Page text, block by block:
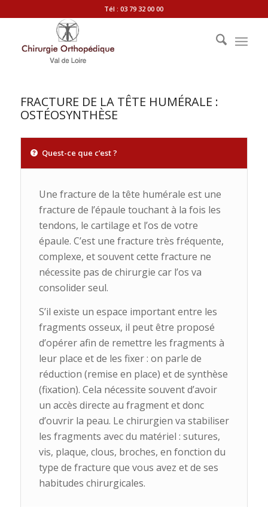
Tél : 03 79 32 00 00
FRACTURE DE LA TÊTE HUMÉRALE :
OSTÉOSYNTHÈSE
Quest-ce que c’est ?
Une fracture de la tête humérale est une
fracture de l’épaule touchant à la fois les
tendons, le cartilage et l’os de votre
épaule. C’est une fracture très fréquente,
complexe, et souvent cette fracture ne
nécessite pas de chirurgie car l’os va
consolider seul.
S’il existe un espace important entre les
fragments osseux, il peut être proposé
d’opérer afin de remettre les fragments à
leur place et de les fixer : on parle de
réduction (remise en place) et de synthèse
(fixation). Cela nécessite souvent d’avoir
un accès directe au fragment et donc
d’ouvrir la peau. Le chirurgien va stabiliser
les fragments avec du matériel : sutures,
vis, plaque, clous, broches, en fonction du
type de fracture que vous avez et de ses
habitudes chirurgicales.